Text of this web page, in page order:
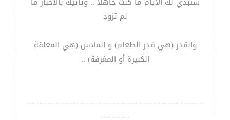
لم تزودِ
والقدر (هي قدر الطعام) و الملاس (هي المعلقة
الكبيرة أو المغرفة) ..
---------------------------------------------------------------------
-----------